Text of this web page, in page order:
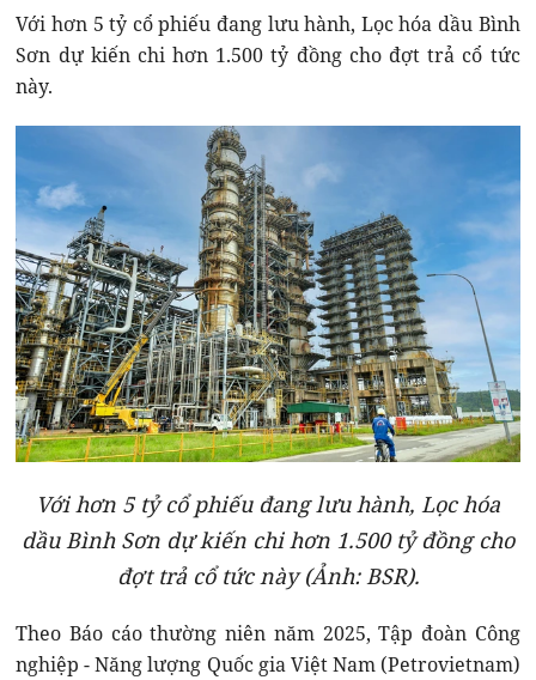
Với hơn 5 tỷ cổ phiếu đang lưu hành, Lọc hóa dầu Bình
Sơn dự kiến chi hơn 1.500 tỷ đồng cho đợt trả cổ tức
này.
Với hơn 5 tỷ cổ phiếu đang lưu hành, Lọc hóa
dầu Bình Sơn dự kiến chi hơn 1.500 tỷ đồng cho
đợt trả cổ tức này (Ảnh: BSR).
Theo Báo cáo thường niên năm 2025, Tập đoàn Công
nghiệp - Năng lượng Quốc gia Việt Nam (Petrovietnam)